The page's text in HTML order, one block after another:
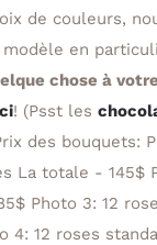
de couleurs,
modèle en
chose à
! (Psst les
des bouquets:
La totale - 145$
Photo 3: 12
4: 12 roses